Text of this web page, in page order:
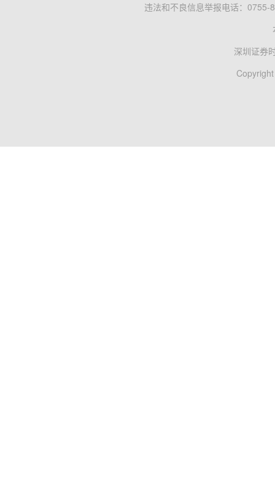
违法和不良信息举报电话：0755-
深圳证券